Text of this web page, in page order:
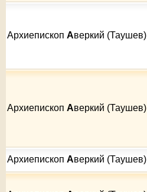
Архиепископ Аверкий (Таушев)
Архиепископ Аверкий (Таушев)
Архиепископ Аверкий (Таушев)